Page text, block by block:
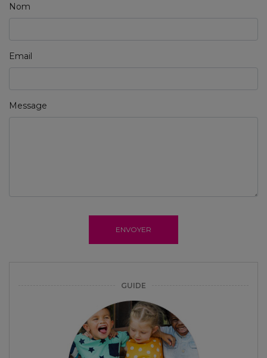
Nom
Email
Message
ENVOYER
GUIDE